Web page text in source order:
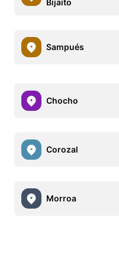
Sampués
Chocho
Corozal
Morroa